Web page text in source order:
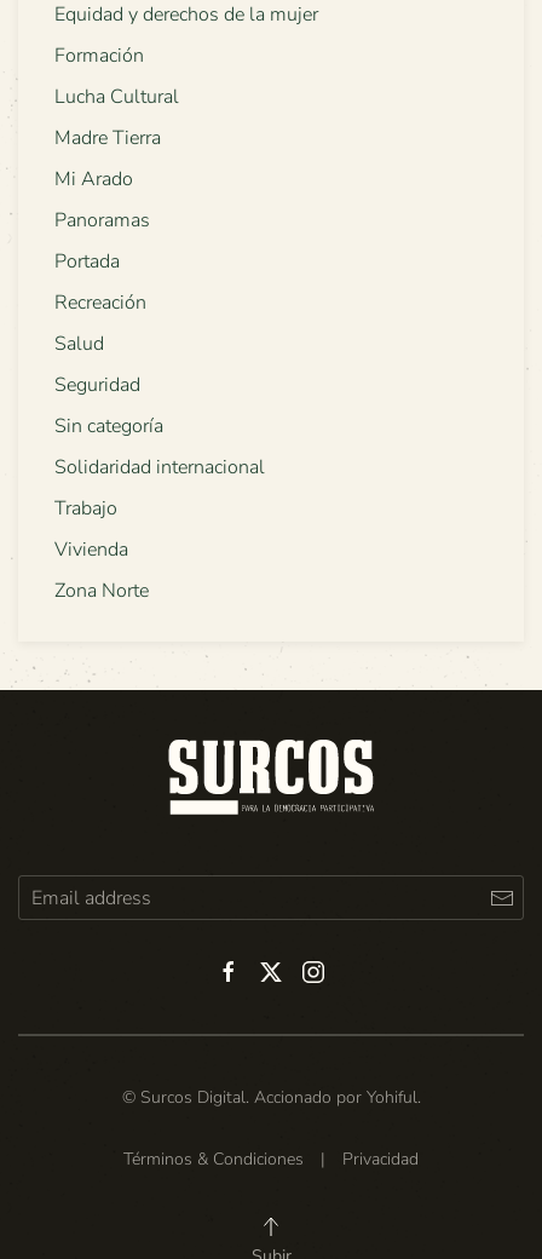
Equidad y derechos de la mujer
Formación
Lucha Cultural
Madre Tierra
Mi Arado
Panoramas
Portada
Recreación
Salud
Seguridad
Sin categoría
Solidaridad internacional
Trabajo
Vivienda
Zona Norte
© Surcos Digital. Accionado por Yohiful.
Términos & Condiciones | Privacidad